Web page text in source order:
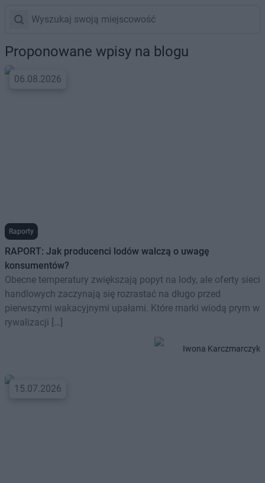
Proponowane wpisy na blogu
06.08.2026
Raporty
RAPORT: Jak producenci lodów walczą o uwagę
konsumentów?
Obecne temperatury zwiększają popyt na lody, ale oferty sieci
handlowych zaczynają się rozrastać na długo przed
pierwszymi wakacyjnymi upałami. Które marki wiodą prym w
rywalizacji […]
Iwona Karczmarczyk
15.07.2026